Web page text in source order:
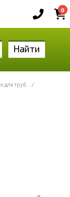
0
Найти
для труб
/